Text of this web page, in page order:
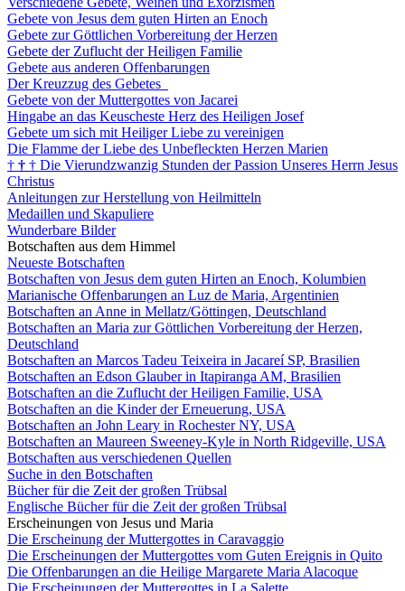
Gebete von Jesus dem guten Hirten an Enoch
Gebete zur Göttlichen Vorbereitung der Herzen
Gebete der Zuflucht der Heiligen Familie
Gebete aus anderen Offenbarungen
Der Kreuzzug des Gebetes
Gebete von der Muttergottes von Jacarei
Hingabe an das Keuscheste Herz des Heiligen Josef
Gebete um sich mit Heiliger Liebe zu vereinigen
Die Flamme der Liebe des Unbefleckten Herzen Marien
† † † Die Vierundzwanzig Stunden der Passion Unseres Herrn Jesus
Christus
Anleitungen zur Herstellung von Heilmitteln
Medaillen und Skapuliere
Wunderbare Bilder
Botschaften aus dem Himmel
Neueste Botschaften
Botschaften von Jesus dem guten Hirten an Enoch, Kolumbien
Marianische Offenbarungen an Luz de Maria, Argentinien
Botschaften an Anne in Mellatz/Göttingen, Deutschland
Botschaften an Maria zur Göttlichen Vorbereitung der Herzen,
Deutschland
Botschaften an Marcos Tadeu Teixeira in Jacareí SP, Brasilien
Botschaften an Edson Glauber in Itapiranga AM, Brasilien
Botschaften an die Zuflucht der Heiligen Familie, USA
Botschaften an die Kinder der Erneuerung, USA
Botschaften an John Leary in Rochester NY, USA
Botschaften an Maureen Sweeney-Kyle in North Ridgeville, USA
Botschaften aus verschiedenen Quellen
Suche in den Botschaften
Bücher für die Zeit der großen Trübsal
Englische Bücher für die Zeit der großen Trübsal
Erscheinungen von Jesus und Maria
Die Erscheinung der Muttergottes in Caravaggio
Die Erscheinungen der Muttergottes vom Guten Ereignis in Quito
Die Offenbarungen an die Heilige Margarete Maria Alacoque
Die Erscheinungen der Muttergottes in La Salette